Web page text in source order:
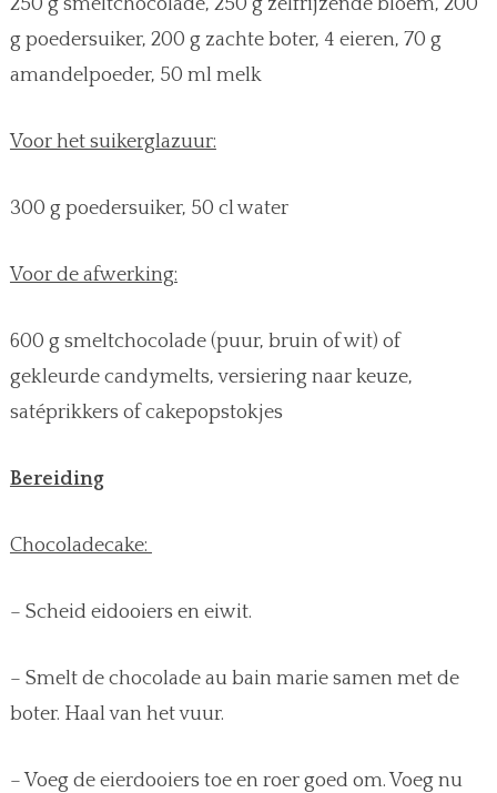
g poedersuiker, 200 g zachte boter, 4 eieren, 70 g
amandelpoeder, 50 ml melk
Voor het suikerglazuur:
300 g poedersuiker, 50 cl water
Voor de afwerking:
600 g smeltchocolade (puur, bruin of wit) of
gekleurde candymelts, versiering naar keuze,
satéprikkers of cakepopstokjes
Bereiding
Chocoladecake:
– Scheid eidooiers en eiwit.
– Smelt de chocolade au bain marie samen met de
boter. Haal van het vuur.
– Voeg de eierdooiers toe en roer goed om. Voeg nu